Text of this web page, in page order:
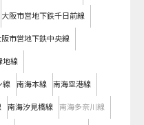
大阪市営地下鉄千日前線
阪市営地下鉄中央線
地線
線 南海本線 南海空港線
南海汐見橋線 南海多奈川線